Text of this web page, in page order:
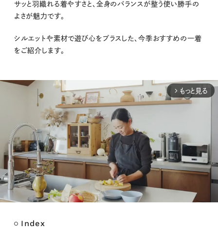
サッと羽織れる着やすさと、全身のバランスが整う使い勝手の
よさが魅力です。
シルエットや素材で遊び心をプラスした、今季おすすめの一着
をご紹介します。
arrow_forward_ios もっと見る
Index